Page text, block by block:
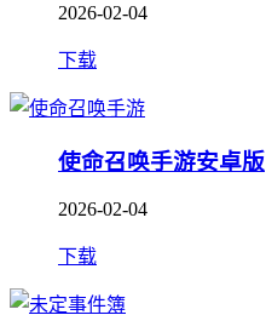
2026-02-04
下载
使命召唤手游安卓版
2026-02-04
下载